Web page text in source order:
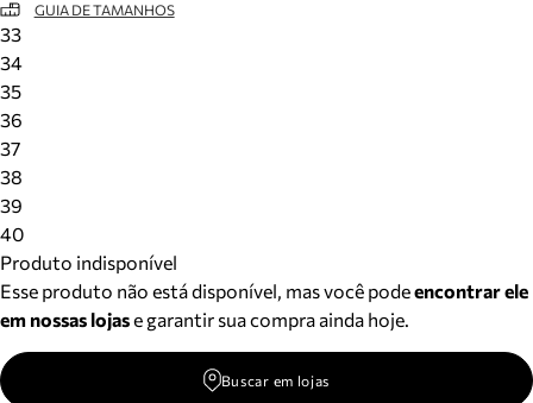
Acompanhe seus pedidos e solicite devoluções.
GUIA DE TAMANHOS
33
34
35
36
37
38
39
40
Produto indisponível
Esse produto não está disponível, mas você podeencontrar ele
em nossas lojase garantir sua compra ainda hoje.
Buscar em lojas